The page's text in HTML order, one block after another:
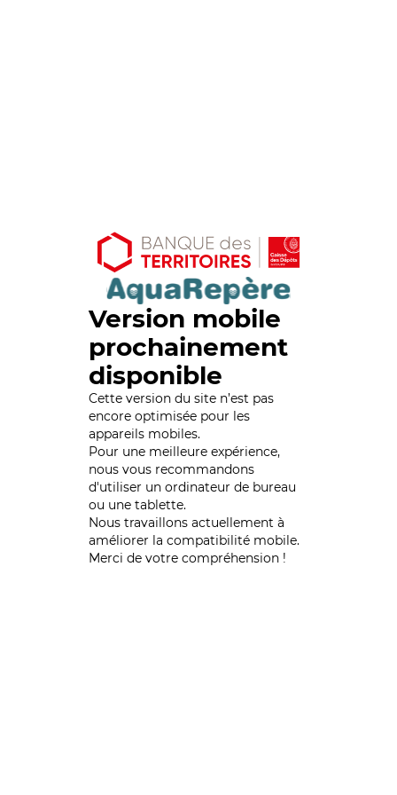
Version mobile
prochainement
disponible
Cette version du site n’est pas
encore optimisée pour les
appareils mobiles.
Pour une meilleure expérience,
nous vous recommandons
d'utiliser un ordinateur de bureau
ou une tablette.
Nous travaillons actuellement à
améliorer la compatibilité mobile.
Merci de votre compréhension !